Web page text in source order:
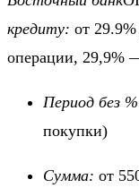
кредиту: от
операции, 29,9%
Период без
покупки)
Сумма: от